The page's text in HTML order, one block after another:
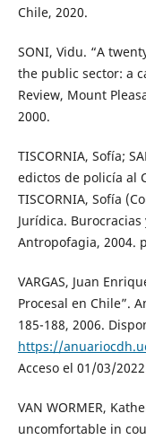
Chile, 2020.
SONI, Vidu. “A
the public sector: a
Review, Mount
2000.
TISCORNIA, Sofía;
edictos de policía al
TISCORNIA, Sofía
Jurídica.
Antropofagia, 2004.
VARGAS, Juan
Procesal en Chile”.
185-188, 2006.
https://
Acceso el 01/03/
VAN WORMER,
uncomfortable in